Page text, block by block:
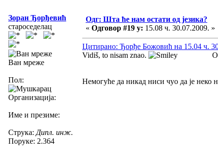
Зоран Ђорђевић
староседелац
Ван мреже
Пол:
Организација:
Име и презиме:
Струка: Дипл. инж.
Поруке: 2.364
Одг: Шта ће нам остати од језика?
« Одговор #19 у: 15.08 ч. 30.07.2009. »
Цитирано: Ђорђе Божовић на 15.04 ч.
Vidiš, to nisam znao.
Немогуће да никад ниси чуо да је